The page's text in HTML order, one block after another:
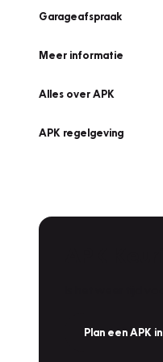
Garageafspraak
Meer informatie
Alles over APK
APK regelgeving
Plan een APK in